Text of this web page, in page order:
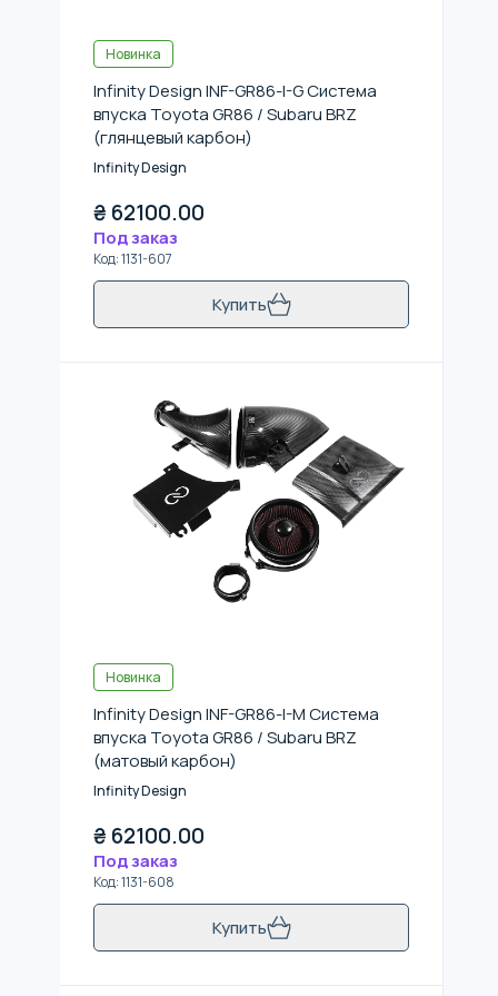
Новинка
Infinity Design INF-GR86-I-G Система
впуска Toyota GR86 / Subaru BRZ
(глянцевый карбон)
Infinity Design
₴ 62100.00
Под заказ
Код:1131-607
Купить
Новинка
Infinity Design INF-GR86-I-M Система
впуска Toyota GR86 / Subaru BRZ
(матовый карбон)
Infinity Design
₴ 62100.00
Под заказ
Код:1131-608
Купить